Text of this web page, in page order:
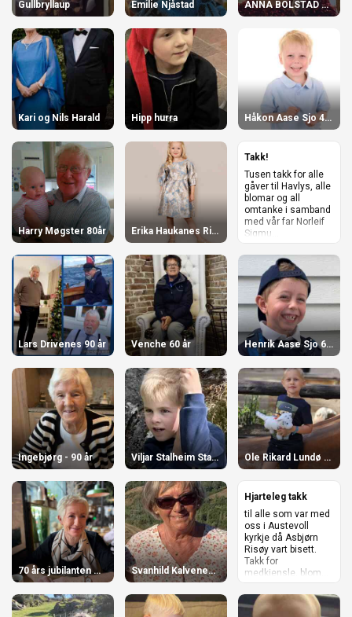
Gullbryllaup Emilie Njåstad ANNA BOLSTAD ALVSÅKER
Kari og Nils Harald Hipp hurra Håkon Aase Sjo 4 år
Harry Møgster 80år Erika Haukanes Ringdal 6 år!
Takk!
Tusen takk for alle
gåver til Havlys, alle
blomar og all
omtanke i samband
med vår far Norleif
Sigmu...
Lars Drivenes 90 år Venche 60 år Henrik Aase Sjo 6 år
Ingebjørg - 90 år Viljar Stalheim Stangeland Ole Rikard Lundø Njåstad 5 år
70 års jubilanten Aase. Svanhild Kalvenes 80 år
Hjarteleg takk
til alle som var med
oss i Austevoll
kyrkje då Asbjørn
Risøy vart bisett.
Takk for
medkjensle, blom...